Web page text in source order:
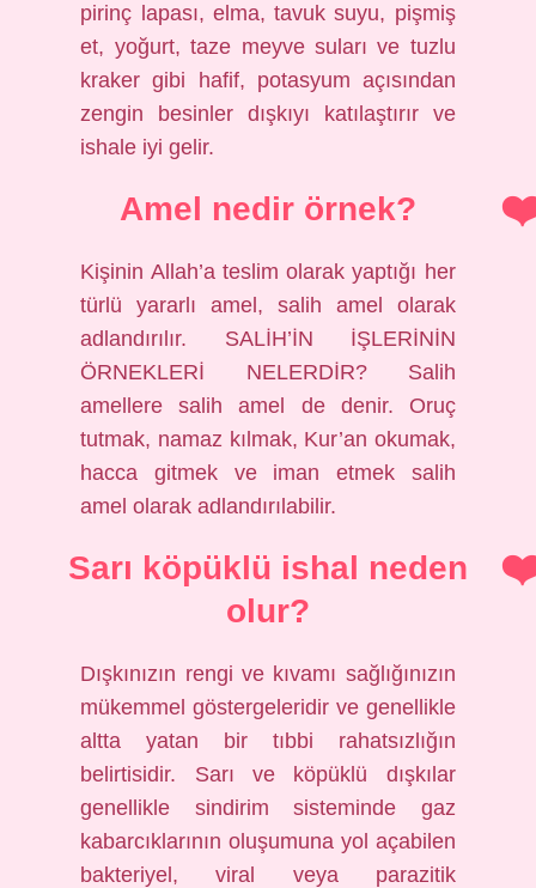
pirinç lapası, elma, tavuk suyu, pişmiş
et, yoğurt, taze meyve suları ve tuzlu
kraker gibi hafif, potasyum açısından
zengin besinler dışkıyı katılaştırır ve
ishale iyi gelir.
Amel nedir örnek?
Kişinin Allah’a teslim olarak yaptığı her
türlü yararlı amel, salih amel olarak
adlandırılır. SALİH’İN İŞLERİNİN
ÖRNEKLERİ NELERDİR? Salih
amellere salih amel de denir. Oruç
tutmak, namaz kılmak, Kur’an okumak,
hacca gitmek ve iman etmek salih
amel olarak adlandırılabilir.
Sarı köpüklü ishal neden
olur?
Dışkınızın rengi ve kıvamı sağlığınızın
mükemmel göstergeleridir ve genellikle
altta yatan bir tıbbi rahatsızlığın
belirtisidir. Sarı ve köpüklü dışkılar
genellikle sindirim sisteminde gaz
kabarcıklarının oluşumuna yol açabilen
bakteriyel, viral veya parazitik